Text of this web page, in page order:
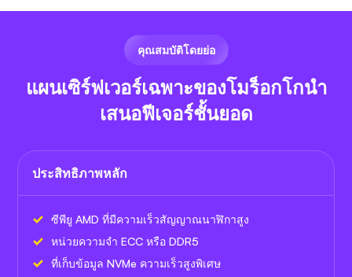
คุณสมบัติโดยย่อ
แผนเซิร์ฟเวอร์เฉพาะของโมร็อกโกนำ
เสนอฟีเจอร์ชั้นยอด
ประสิทธิภาพหลัก
ซีพียู AMD ที่มีความเร็วสัญญาณนาฬิกาสูง
หน่วยความจำ ECC หรือ DDR5
ที่เก็บข้อมูล NVMe ความเร็วสูงพิเศษ